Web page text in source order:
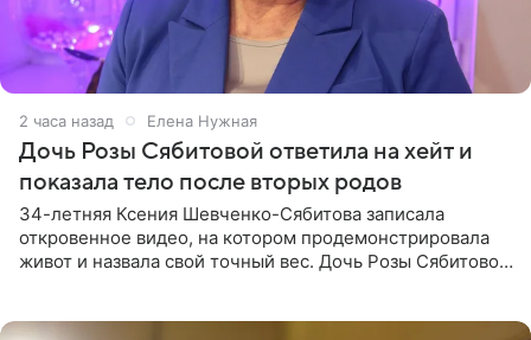
2 часа назад Елена Нужная
Дочь Розы Сябитовой ответила на хейт и
показала тело после вторых родов
34-летняя Ксения Шевченко-Сябитова записала
откровенное видео, на котором продемонстрировала
живот и назвала свой точный вес. Дочь Розы Сябитовой